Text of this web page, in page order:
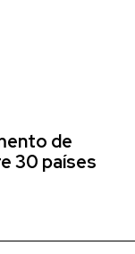
de
30 países